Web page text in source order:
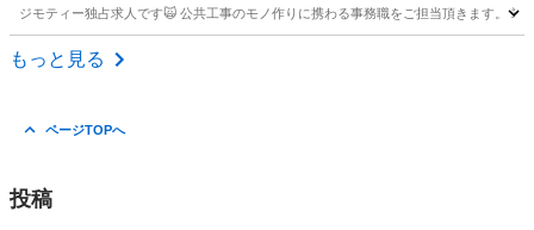
ジモティー独占求人です🙀 公共工事のモノ作りに携わる事務職をご担当頂きます。
鹿児島 鹿児島市
もっと見る
ページTOPへ
投稿